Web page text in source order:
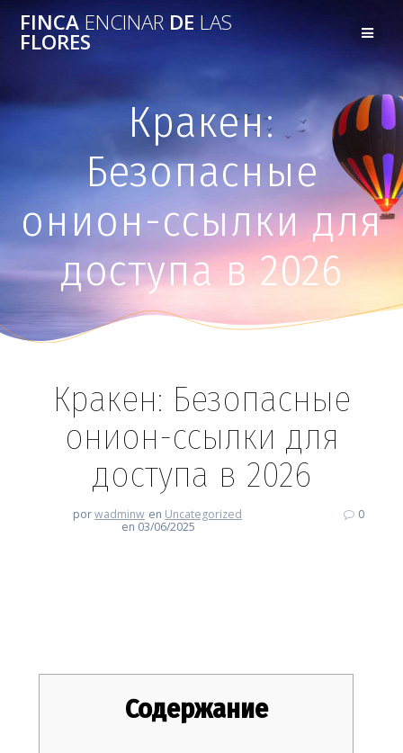
FINCAENCINAR DE LAS
FLORES
Кракен:
Безопасные
онион-ссылки для
доступа в 2026
Кракен: Безопасные
онион-ссылки для
доступа в 2026
porwadminw en Uncategorized
en 03/06/2025
0
Содержание